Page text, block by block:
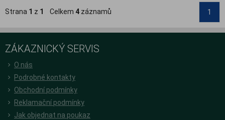
Strana 1 z 1 Celkem 4 záznamů 1
ZÁKAZNICKÝ SERVIS
O nás
Podrobné kontakty
Obchodní podmínky
Reklamační podmínky
Jak objednat na poukaz